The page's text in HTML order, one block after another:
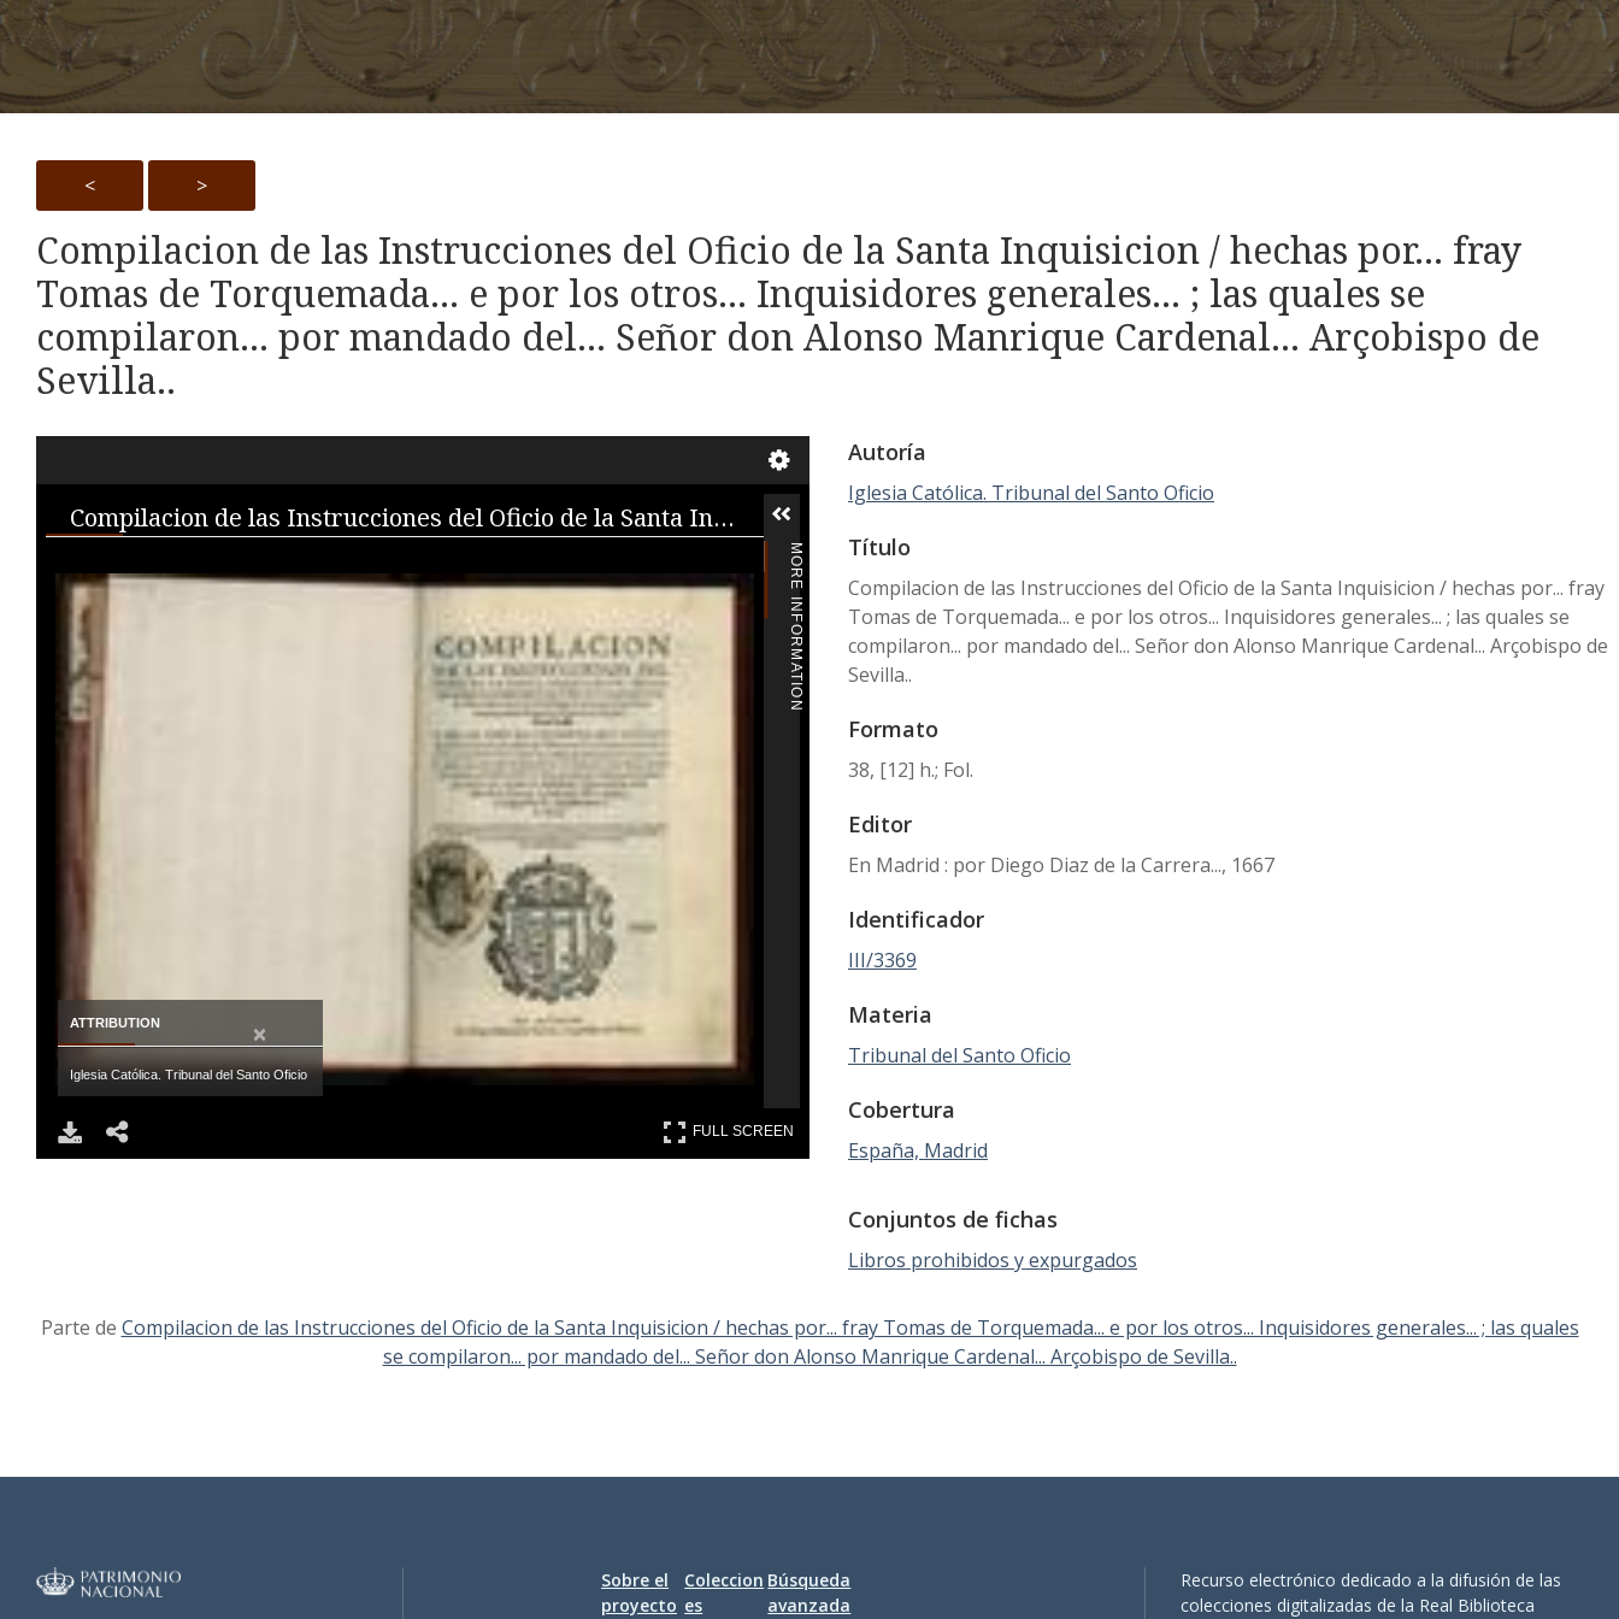
< >
Compilacion de las Instrucciones del Oficio de la Santa Inquisicion / hechas por... fray
Tomas de Torquemada... e por los otros... Inquisidores generales... ; las quales se
compilaron... por mandado del... Señor don Alonso Manrique Cardenal... Arçobispo de
Sevilla..
Media Viewer Compilacion de las Instrucciones del Oficio de la Santa Inquisicion / hechas por... fray Tomas de Torquemada... e por los otros... Inquisidores generales... ; las quales se compilaron... por mandado del... Señor don Alonso Manrique Cardenal... Arçobispo de Sevilla..
ATTRIBUTION ×
Iglesia Católica. Tribunal del Santo Oficio
MORE INFORMATION
DOWNLOAD
FULL SCREEN
FULL SCREEN
Autoría
Iglesia Católica. Tribunal del Santo Oficio
Título
Compilacion de las Instrucciones del Oficio de la Santa Inquisicion / hechas por... fray
Tomas de Torquemada... e por los otros... Inquisidores generales... ; las quales se
compilaron... por mandado del... Señor don Alonso Manrique Cardenal... Arçobispo de
Sevilla..
Formato
38, [12] h.; Fol.
Editor
En Madrid : por Diego Diaz de la Carrera..., 1667
Identificador
III/3369
Materia
Tribunal del Santo Oficio
Cobertura
España, Madrid
Conjuntos de fichas
Libros prohibidos y expurgados
Parte de Compilacion de las Instrucciones del Oficio de la Santa Inquisicion / hechas por... fray Tomas de Torquemada... e por los otros... Inquisidores generales... ; las quales
se compilaron... por mandado del... Señor don Alonso Manrique Cardenal... Arçobispo de Sevilla..
Sobre el
proyecto
Coleccion
es
Búsqueda
avanzada
Recurso electrónico dedicado a la difusión de las
colecciones digitalizadas de la Real Biblioteca